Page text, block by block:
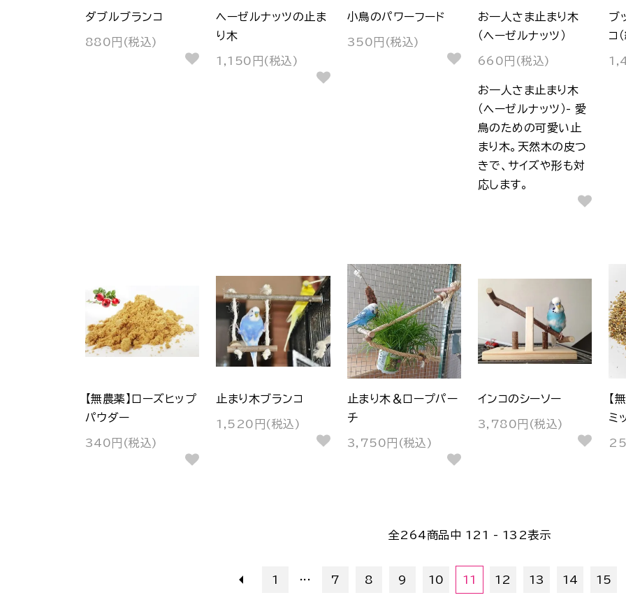
ダブルブランコ
880円(税込)
ヘーゼルナッツの止ま
り木
1,150円(税込)
小鳥のパワーフード
350円(税込)
お一人さま止まり木
（ヘーゼルナッツ）
660円(税込)
お一人さま止まり木
（ヘーゼルナッツ）- 愛
鳥のための可愛い止
まり木。天然木の皮つ
きで、サイズや形も対
応します。
ブ
コ
【無農薬】ローズヒップ
パウダー
340円(税込)
止まり木ブランコ
1,520円(税込)
止まり木＆ロープパー
チ
3,750円(税込)
インコのシーソー
3,780円(税込)
【
ミ
全264商品中 121 - 132表示
1 ... 7 8 9 10 11 12 13 14 15